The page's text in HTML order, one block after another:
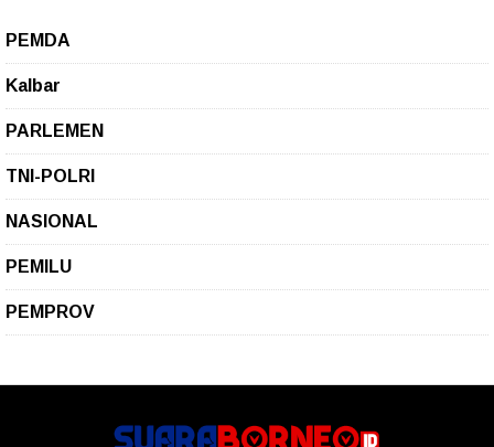
PEMDA
Kalbar
PARLEMEN
TNI-POLRI
NASIONAL
PEMILU
PEMPROV